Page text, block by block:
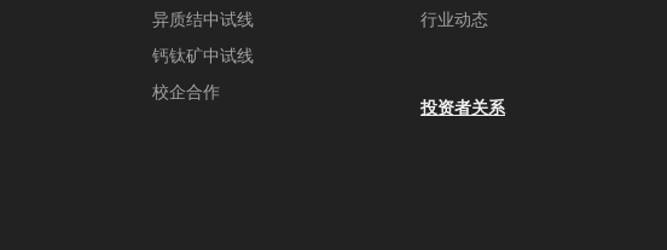
异质结中试线
钙钛矿中试线
校企合作
行业动态
投资者关系